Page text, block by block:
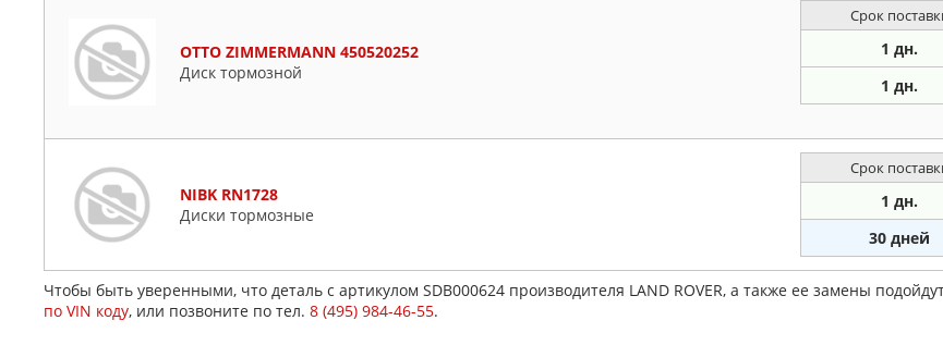
OTTO ZIMMERMANN 450520252
Диск тормозной
Срок
1 дн.
1 дн.
NIBK RN1728
Диски тормозные
Срок
1 дн.
30 дней
Чтобы быть уверенными, что деталь с артикулом SDB000624 производителя LAND ROVER, а также ее замены
по VIN коду, или позвоните по тел. 8 (495) 984-46-55.